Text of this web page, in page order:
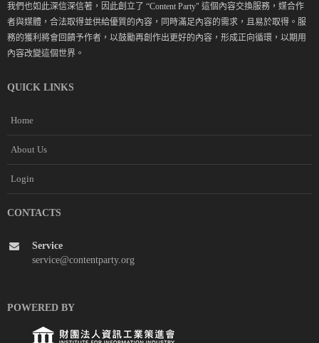
我們也如此深信深信著，因此創立了 “Content Party" 這個內容交換服務，媒合作
者與媒體，合法取得並供給優質的內容，同時滿足內容的需求，且易於取得。服
務的獲利將會回饋予作者，以鼓勵再創作出更好的內容，形成正向循環，以期用
內容改變這個世界。
QUICK LINKS
Home
About Us
Login
CONTACTS
Service
service@contentparty.org
POWERED BY